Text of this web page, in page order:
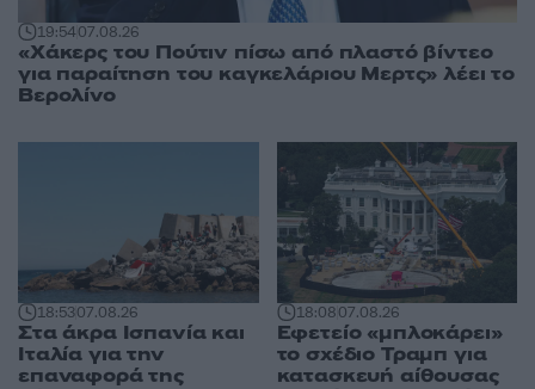
19:5407.08.26
«Χάκερς του Πούτιν πίσω από πλαστό βίντεο
για παραίτηση του καγκελάριου Μερτς» λέει το
Βερολίνο
18:5307.08.26
Στα άκρα Ισπανία και
Ιταλία για την
επαναφορά της
18:0807.08.26
Εφετείο «μπλοκάρει»
το σχέδιο Τραμπ για
κατασκευή αίθουσας